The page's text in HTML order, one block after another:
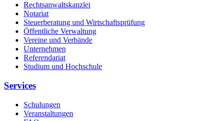
Rechtsanwaltskanzlei
Notariat
Steuerberatung und Wirtschaftsprüfung
Öffentliche Verwaltung
Vereine und Verbände
Unternehmen
Referendariat
Studium und Hochschule
Services
Schulungen
Veranstaltungen